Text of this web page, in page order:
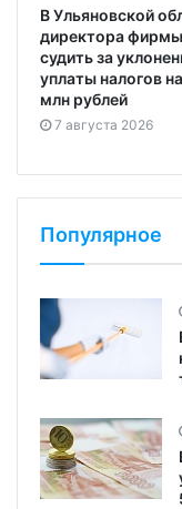
В Ульяновской
директора
судить за
уплаты налогов
млн рублей
7 августа 2026
Популярное